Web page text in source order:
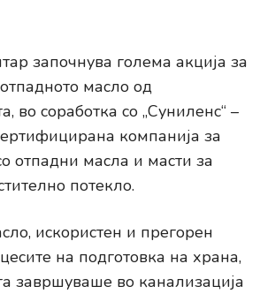
започнува голема акција за
масло од
во соработка со „Суниленс“ –
компанија за
отпадни масла и масти за
потекло.
искористен и прегорен
на подготовка на храна,
завршуваше во канализација